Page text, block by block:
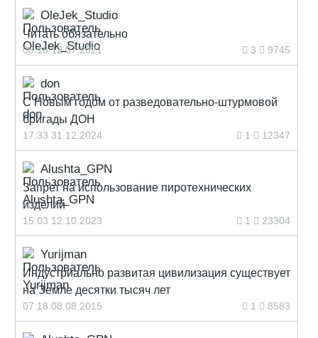
OleJek_Studio
Читать обязательно
08:18 12.07.2021 3 9745
don
С Новым годом от разведовательно-штурмовой
бригады ДОН
17:33 31.12.2024 1 12347
Alushta_GPN
Запрет на использование пиротехнических
изделий
15:03 12.10.2023 1 23304
Yurijman
Индустриально развитая цивилизация существует
на Земле десятки тысяч лет
07:18 08.08.2015 1 8583